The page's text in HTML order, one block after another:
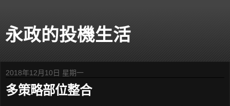
永政的投機生活
2018年12月10日 星期一
多策略部位整合